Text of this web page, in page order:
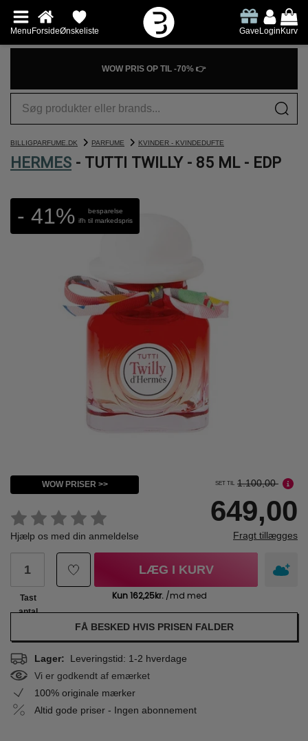
MenuForsideØnskeliste GaveLoginKurv
WOW PRIS OP TIL -70% 👉
BILLIGPARFUME.DK PARFUME KVINDER - KVINDEDUFTE
HERMES - TUTTI TWILLY - 85 ML - EDP
- 41%
besparelse
ifh til markedspris
WOW PRISER >>
Hjælp os med din anmeldelse
SET TIL 1.100,00
649,00
Fragt tillægges
Tast
antal
LÆG I KURV
FÅ BESKED HVIS PRISEN FALDER
Lager: Leveringstid: 1-2 hverdage
Vi er godkendt af emærket
100% originale mærker
Altid gode priser - Ingen abonnement